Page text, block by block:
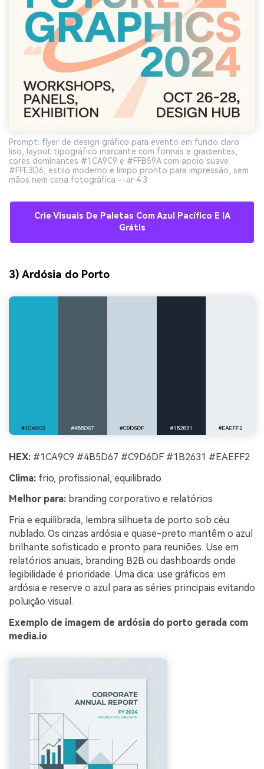
Prompt: flyer de design gráfico para evento em fundo claro
liso, layout tipográfico marcante com formas e gradientes,
cores dominantes #1CA9C9 e #FFB59A com apoio suave
#FFE3D6, estilo moderno e limpo pronto para impressão, sem
mãos nem cena fotográfica --ar 4:3
Crie Visuais De Paletas Com Azul Pacífico E IA
Grátis
3) Ardósia do Porto
HEX: #1CA9C9 #4B5D67 #C9D6DF #1B2631 #EAEFF2
Clima: frio, profissional, equilibrado
Melhor para: branding corporativo e relatórios
Fria e equilibrada, lembra silhueta de porto sob céu
nublado. Os cinzas ardósia e quase-preto mantêm o azul
brilhante sofisticado e pronto para reuniões. Use em
relatórios anuais, branding B2B ou dashboards onde
legibilidade é prioridade. Uma dica: use gráficos em
ardósia e reserve o azul para as séries principais evitando
poluição visual.
Exemplo de imagem de ardósia do porto gerada com
media.io